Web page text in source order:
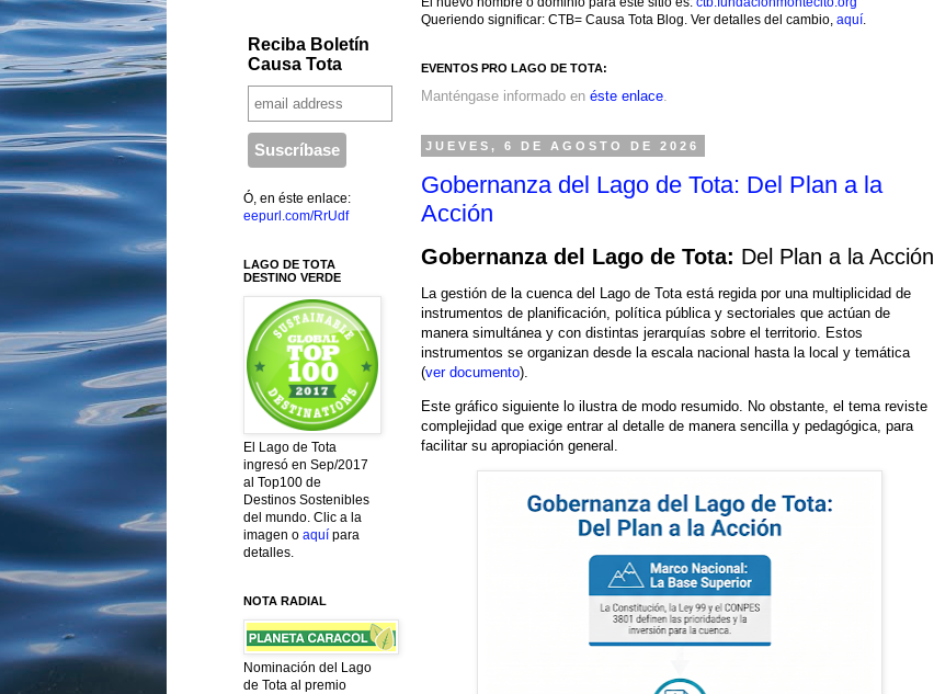
Queriendo significar: CTB= Causa Tota Blog. Ver detalles del cambio, aquí.
EVENTOS PRO LAGO DE TOTA:
Manténgase informado en éste enlace.
JUEVES, 6 DE AGOSTO DE 2026
Gobernanza del Lago de Tota: Del Plan a la
Acción
Gobernanza del Lago de Tota: Del Plan a la Acción
La gestión de la cuenca del Lago de Tota está regida por una multiplicidad de
instrumentos de planificación, política pública y sectoriales que actúan de
manera simultánea y con distintas jerarquías sobre el territorio. Estos
instrumentos se organizan desde la escala nacional hasta la local y temática
(ver documento).
Este gráfico siguiente lo ilustra de modo resumido. No obstante, el tema reviste
complejidad que exige entrar al detalle de manera sencilla y pedagógica, para
facilitar su apropiación general.
Reciba Boletín
Causa Tota
Ó, en éste enlace:
eepurl.com/RrUdf
LAGO DE TOTA
DESTINO VERDE
El Lago de Tota
ingresó en Sep/2017
al Top100 de
Destinos Sostenibles
del mundo. Clic a la
imagen o aquí para
detalles.
NOTA RADIAL
Nominación del Lago
de Tota al premio